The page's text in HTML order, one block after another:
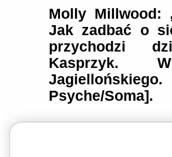
Molly Millwood:
Jak zadbać o
przychodzi
Kasprzyk.
Psyche/Soma].